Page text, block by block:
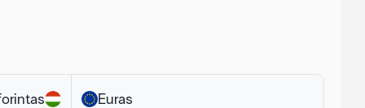
Euras